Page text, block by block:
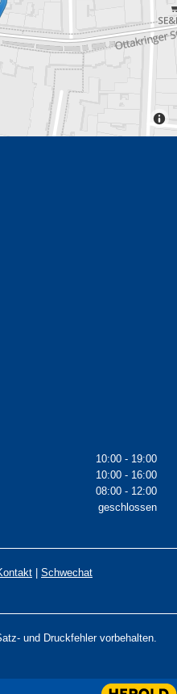
10:00 - 19:00
10:00 - 16:00
08:00 - 12:00
geschlossen
| Schwechat
und Druckfehler vorbehalten.